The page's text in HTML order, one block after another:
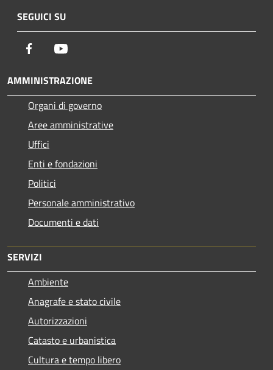
SEGUICI SU
Facebook
AMMINISTRAZIONE
Organi di governo
Aree amministrative
Uffici
Enti e fondazioni
Politici
Personale amministrativo
Documenti e dati
SERVIZI
Ambiente
Anagrafe e stato civile
Autorizzazioni
Catasto e urbanistica
Cultura e tempo libero